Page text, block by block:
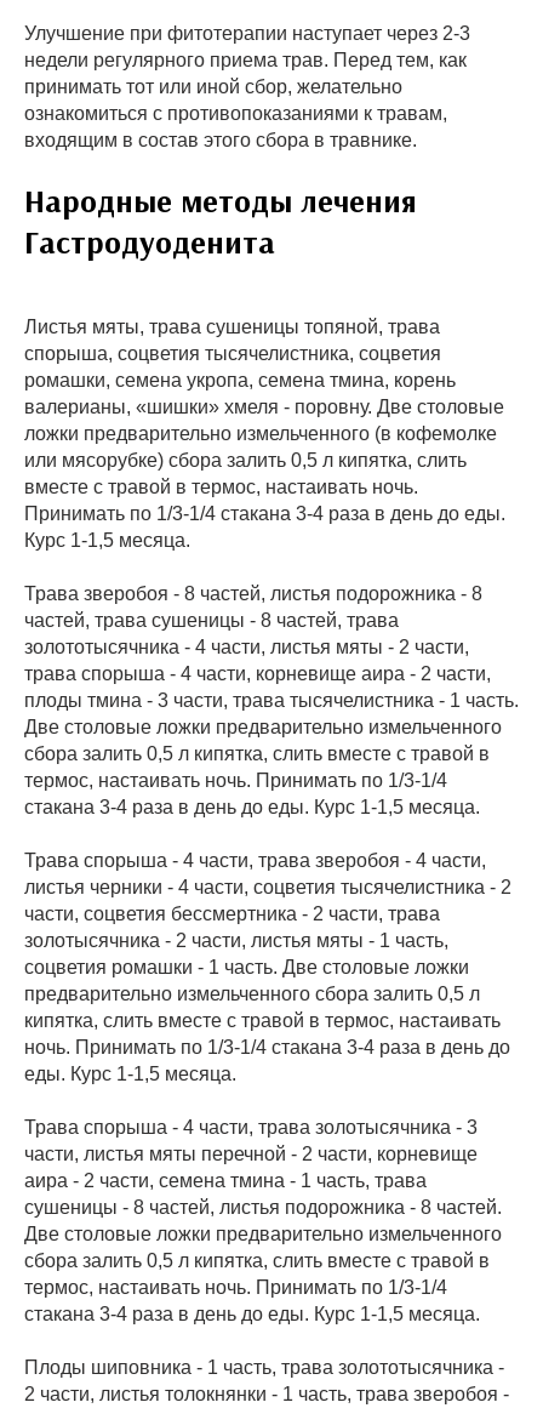
Улучшение при фитотерапии наступает через 2-3
недели регулярного приема трав. Перед тем, как
принимать тот или иной сбор, желательно
ознакомиться с противопоказаниями к травам,
входящим в состав этого сбора в травнике.
Народные методы лечения
Гастродуоденита
Листья мяты, трава сушеницы топяной, трава
спорыша, соцветия тысячелистника, соцветия
ромашки, семена укропа, семена тмина, корень
валерианы, «шишки» хмеля - поровну. Две столовые
ложки предварительно измельченного (в кофемолке
или мясорубке) сбора залить 0,5 л кипятка, слить
вместе с травой в термос, настаивать ночь.
Принимать по 1/3-1/4 стакана 3-4 раза в день до еды.
Курс 1-1,5 месяца.
Трава зверобоя - 8 частей, листья подорожника - 8
частей, трава сушеницы - 8 частей, трава
золототысячника - 4 части, листья мяты - 2 части,
трава спорыша - 4 части, корневище аира - 2 части,
плоды тмина - 3 части, трава тысячелистника - 1 часть.
Две столовые ложки предварительно измельченного
сбора залить 0,5 л кипятка, слить вместе с травой в
термос, настаивать ночь. Принимать по 1/3-1/4
стакана 3-4 раза в день до еды. Курс 1-1,5 месяца.
Трава спорыша - 4 части, трава зверобоя - 4 части,
листья черники - 4 части, соцветия тысячелистника - 2
части, соцветия бессмертника - 2 части, трава
золотысячника - 2 части, листья мяты - 1 часть,
соцветия ромашки - 1 часть. Две столовые ложки
предварительно измельченного сбора залить 0,5 л
кипятка, слить вместе с травой в термос, настаивать
ночь. Принимать по 1/3-1/4 стакана 3-4 раза в день до
еды. Курс 1-1,5 месяца.
Трава спорыша - 4 части, трава золотысячника - 3
части, листья мяты перечной - 2 части, корневище
аира - 2 части, семена тмина - 1 часть, трава
сушеницы - 8 частей, листья подорожника - 8 частей.
Две столовые ложки предварительно измельченного
сбора залить 0,5 л кипятка, слить вместе с травой в
термос, настаивать ночь. Принимать по 1/3-1/4
стакана 3-4 раза в день до еды. Курс 1-1,5 месяца.
Плоды шиповника - 1 часть, трава золототысячника -
2 части, листья толокнянки - 1 часть, трава зверобоя -